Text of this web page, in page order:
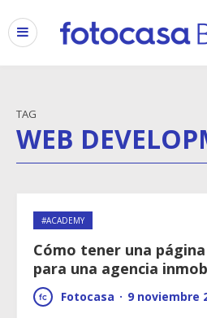
TAG
WEB
#ACADEMY
Cómo tener una
para una agencia
Fotocasa · 9 noviembre